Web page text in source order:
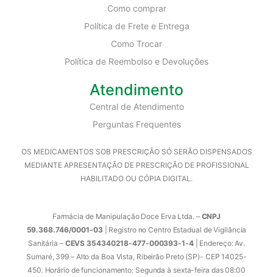
Como comprar
Política de Frete e Entrega
Como Trocar
Política de Reembolso e Devoluções
Atendimento
Central de Atendimento
Perguntas Frequentes
OS MEDICAMENTOS SOB PRESCRIÇÃO SÓ SERÃO DISPENSADOS
MEDIANTE APRESENTAÇÃO DE PRESCRIÇÃO DE PROFISSIONAL
HABILITADO OU CÓPIA DIGITAL.
Farmácia de Manipulação Doce Erva Ltda. – CNPJ
59.368.746/0001-03| Registro no Centro Estadual de Vigilância
Sanitária –CEVS 354340218-477-000393-1-4| Endereço: Av.
Sumaré, 399 – Alto da Boa Vista, Ribeirão Preto (SP)- CEP 14025-
450. Horário de funcionamento: Segunda à sexta-feira das 08:00